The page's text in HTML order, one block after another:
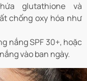
glutathione và
chống oxy hóa như
nắng SPF 30+, hoặc
vào ban ngày.